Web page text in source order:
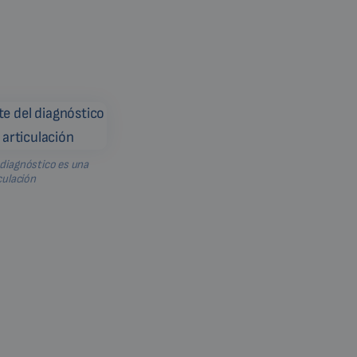
es una